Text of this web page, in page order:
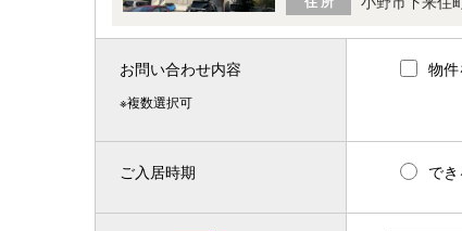
お問い合わせ内容
※複数選択可
物
ご入居時期 でき